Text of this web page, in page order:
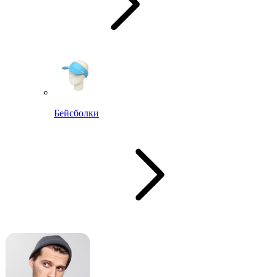
Бейсболки